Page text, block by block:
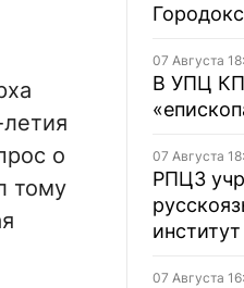
о
тому
07 Августа
В УПЦ
07 Августа
РПЦЗ
07 Августа